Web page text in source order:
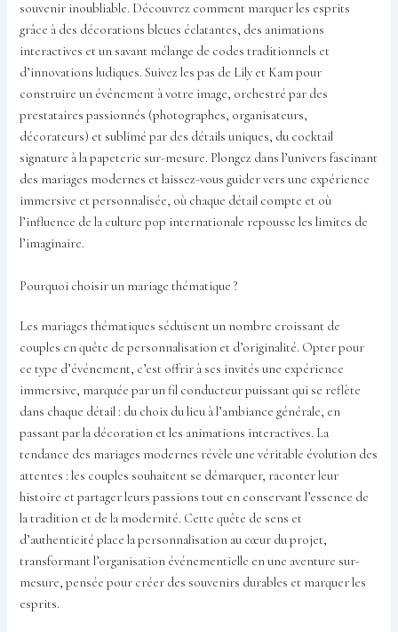
souvenir inoubliable. Découvrez comment marquer les esprits
grâce à des décorations bleues éclatantes, des animations
interactives et un savant mélange de codes traditionnels et
d’innovations ludiques. Suivez les pas de Lily et Kam pour
construire un événement à votre image, orchestré par des
prestataires passionnés (photographes, organisateurs,
décorateurs) et sublimé par des détails uniques, du cocktail
signature à la papeterie sur-mesure. Plongez dans l’univers fascinant
des mariages modernes et laissez-vous guider vers une expérience
immersive et personnalisée, où chaque détail compte et où
l’influence de la culture pop internationale repousse les limites de
l’imaginaire.
Pourquoi choisir un mariage thématique ?
Les mariages thématiques séduisent un nombre croissant de
couples en quête de personnalisation et d’originalité. Opter pour
ce type d’événement, c’est offrir à ses invités une expérience
immersive, marquée par un fil conducteur puissant qui se reflète
dans chaque détail : du choix du lieu à l’ambiance générale, en
passant par la décoration et les animations interactives. La
tendance des mariages modernes révèle une véritable évolution des
attentes : les couples souhaitent se démarquer, raconter leur
histoire et partager leurs passions tout en conservant l’essence de
la tradition et de la modernité. Cette quête de sens et
d’authenticité place la personnalisation au cœur du projet,
transformant l’organisation événementielle en une aventure sur-
mesure, pensée pour créer des souvenirs durables et marquer les
esprits.